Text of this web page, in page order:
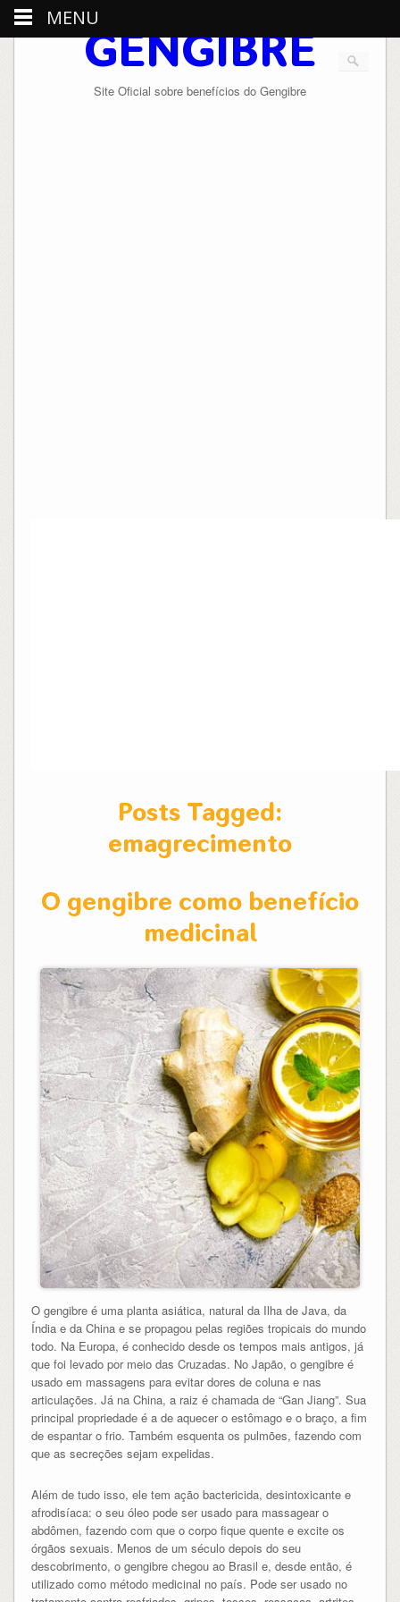
GENGIBRE
Site Oficial sobre benefícios do Gengibre
Posts Tagged:
emagrecimento
O gengibre como benefício
medicinal
O gengibre é uma planta asiática, natural da Ilha de Java, da
Índia e da China e se propagou pelas regiões tropicais do mundo
todo. Na Europa, é conhecido desde os tempos mais antigos, já
que foi levado por meio das Cruzadas. No Japão, o gengibre é
usado em massagens para evitar dores de coluna e nas
articulações. Já na China, a raiz é chamada de “Gan Jiang”. Sua
principal propriedade é a de aquecer o estômago e o braço, a fim
de espantar o frio. Também esquenta os pulmões, fazendo com
que as secreções sejam expelidas.
Além de tudo isso, ele tem ação bactericida, desintoxicante e
afrodisíaca: o seu óleo pode ser usado para massagear o
abdômen, fazendo com que o corpo fique quente e excite os
órgãos sexuais. Menos de um século depois do seu
descobrimento, o gengibre chegou ao Brasil e, desde então, é
utilizado como método medicinal no país. Pode ser usado no
MENU